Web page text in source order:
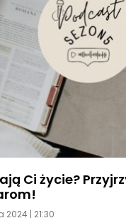
Ci życie?
2024 21:30